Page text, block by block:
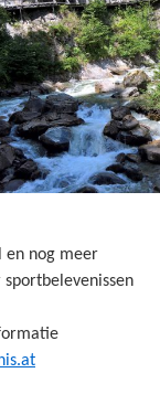
en nog meer